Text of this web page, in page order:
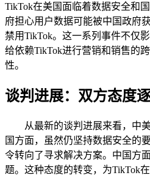
TikTok在美国面临着数据安全和
府担心用户数据可能被中国政府
禁用TikTok。这一系列事件不仅
给依赖TikTok进行营销和销售的
性。
谈判进展：双方态度
从最新的谈判进展来看，中
国方面，虽然仍坚持数据安全的
令转向了寻求解决方案。中国方
题。这种态度的转变，为TikTok